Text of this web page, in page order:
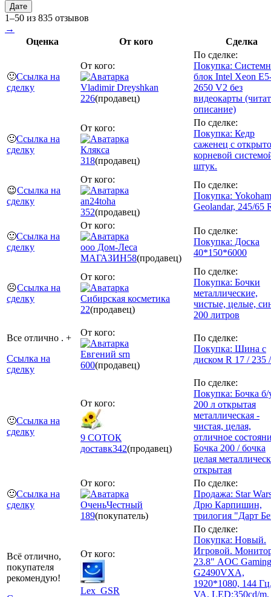
Дате
1–50 из 835 отзывов
→
Оценка
От кого Сделка
🙂Ссылка на
сделку
От кого:
Vladimir Dreyshkan
226(продавец)
По сделке:
Покупка:
блок Intel Xeon
2650 V2 без
видеокарты
описание)
🙂Ссылка на
сделку
От кого:
Клякса
318(продавец)
По сделке:
Покупка: Кедр
саженец с
корневой
штук.
😉Ссылка на
сделку
От кого:
an24toha
352(продавец)
По сделке:
Покупка:
Geolandar, 245/65
🙂Ссылка на
сделку
От кого:
ооо Дом-Леса
МАГАЗИН58(продавец)
По сделке:
Покупка: Доска
40*150*6000
☹️Ссылка на
сделку
От кого:
Сибирская косметика
22(продавец)
По сделке:
Покупка: Бочки
металлические,
чистые, целые,
200 литров
Все отлично . +
Ссылка на
сделку
От кого:
Евгений srn
600(продавец)
По сделке:
Покупка: Шина с
диском R 17 / 235
🙂Ссылка на
сделку
От кого:
9 СОТОК
доставк342(продавец)
По сделке:
Покупка: Бочка б/
200 л открытая
металлическая -
чистая, целая,
отличное
Бочка 200 / бочка
целая
открытая
🙂Ссылка на
сделку
От кого:
ОченьЧестный
189(покупатель)
По сделке:
Продажа: Star
Дрю Карпишин,
трилогия "Дарт
Всё отлично,
покупателя
рекомендую!
От кого:
Lex_GSR
По сделке:
Покупка: Новый.
Игровой.
23.8" AOC Gaming
G2490VXA,
1920*1080, 144
VA, LED:350cd/m,